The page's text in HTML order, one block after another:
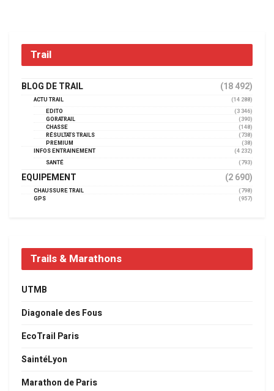
Trail
BLOG DE TRAIL (18 492)
ACTU TRAIL
(14 288)
EDITO
(3 346)
GORATRAIL
(390)
CHASSE
(148)
RÉSULTATS TRAILS
(738)
PREMIUM
(38)
INFOS ENTRAINEMENT
(4 232)
SANTÉ
(793)
EQUIPEMENT (2 690)
CHAUSSURE TRAIL
(798)
GPS
(957)
Trails & Marathons
UTMB
Diagonale des Fous
EcoTrail Paris
SaintéLyon
Marathon de Paris